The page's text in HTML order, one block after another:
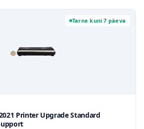
Tarne kuni 7 päeva
Printer Upgrade Standard